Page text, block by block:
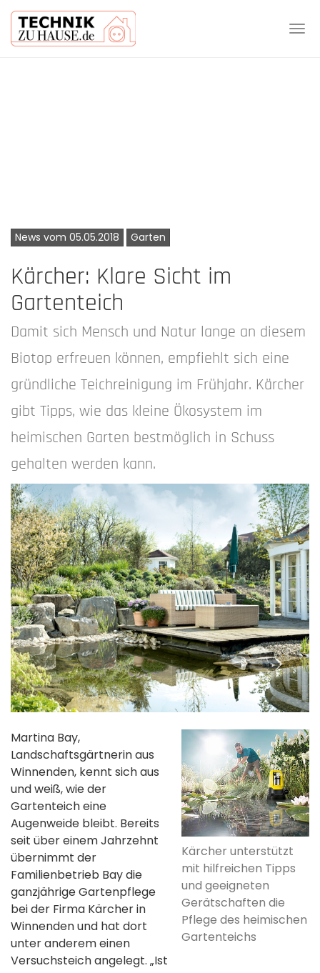
News vom 05.05.2018 Garten
Kärcher: Klare Sicht im
Gartenteich
Damit sich Mensch und Natur lange an diesem
Biotop erfreuen können, empfiehlt sich eine
gründliche Teichreinigung im Frühjahr. Kärcher
gibt Tipps, wie das kleine Ökosystem im
heimischen Garten bestmöglich in Schuss
gehalten werden kann.
Kärcher unterstützt
mit hilfreichen Tipps
und geeigneten
Gerätschaften die
Pflege des heimischen
Gartenteichs
Martina Bay,
Landschaftsgärtnerin aus
Winnenden, kennt sich aus
und weiß, wie der
Gartenteich eine
Augenweide bleibt. Bereits
seit über einem Jahrzehnt
übernimmt der
Familienbetrieb Bay die
ganzjährige Gartenpflege
bei der Firma Kärcher in
Winnenden und hat dort
unter anderem einen
Versuchsteich angelegt. „Ist